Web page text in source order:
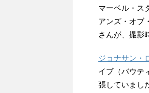
マーベル・ス
アンズ・オブ
さんが、撮影
ジョナサン・
イブ（バウテ
張していまし